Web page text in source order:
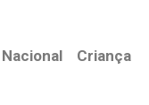
Nacional Criança